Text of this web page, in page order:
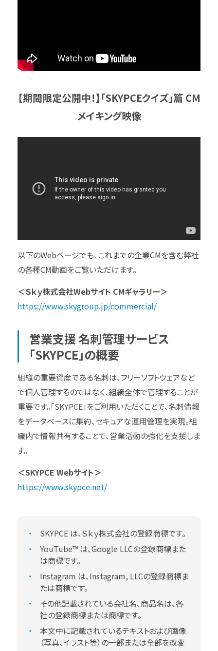
【期間限定公開中！】「SKYPCEクイズ」篇 CM
メイキング映像
以下のWebページでも、これまでの企業CMを含む弊社
の各種CM動画をご覧いただけます。
＜Ｓｋｙ株式会社Webサイト CMギャラリー＞
https://www.skygroup.jp/commercial/
営業支援 名刺管理サービス
「SKYPCE」の概要
組織の重要資産である名刺は、フリーソフトウェアなど
で個人管理するのではなく、組織全体で管理することが
重要です。「SKYPCE」をご利用いただくことで、名刺情報
をデータベースに集約、セキュアな運用管理を実現。組
織内で情報共有することで、営業活動の強化を支援しま
す。
＜SKYPCE Webサイト＞
https://www.skypce.net/
SKYPCE は、Ｓｋｙ株式会社の登録商標です。
YouTube™ は、Google LLCの登録商標また
は商標です。
Instagram は、Instagram, LLCの登録商標ま
たは商標です。
その他記載されている会社名、商品名は、各
社の登録商標または商標です。
本文中に記載されているテキストおよび画像
（写真、イラスト等）の一部または全部を改変